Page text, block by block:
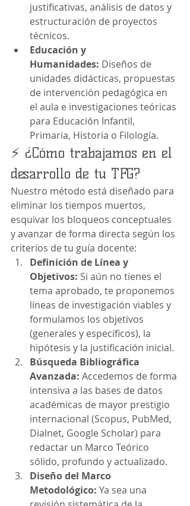
justificativas, análisis de datos y
estructuración de proyectos
técnicos.
Educación y
Humanidades: Diseños de
unidades didácticas, propuestas
de intervención pedagógica en
el aula e investigaciones teóricas
para Educación Infantil,
Primaria, Historia o Filología.
⚡ ¿Cómo trabajamos en el
desarrollo de tu TFG?
Nuestro método está diseñado para
eliminar los tiempos muertos,
esquivar los bloqueos conceptuales
y avanzar de forma directa según los
criterios de tu guía docente:
Definición de Línea y
Objetivos: Si aún no tienes el
tema aprobado, te proponemos
líneas de investigación viables y
formulamos los objetivos
(generales y específicos), la
hipótesis y la justificación inicial.
Búsqueda Bibliográfica
Avanzada: Accedemos de forma
intensiva a las bases de datos
académicas de mayor prestigio
internacional (Scopus, PubMed,
Dialnet, Google Scholar) para
redactar un Marco Teórico
sólido, profundo y actualizado.
Diseño del Marco
Metodológico: Ya sea una